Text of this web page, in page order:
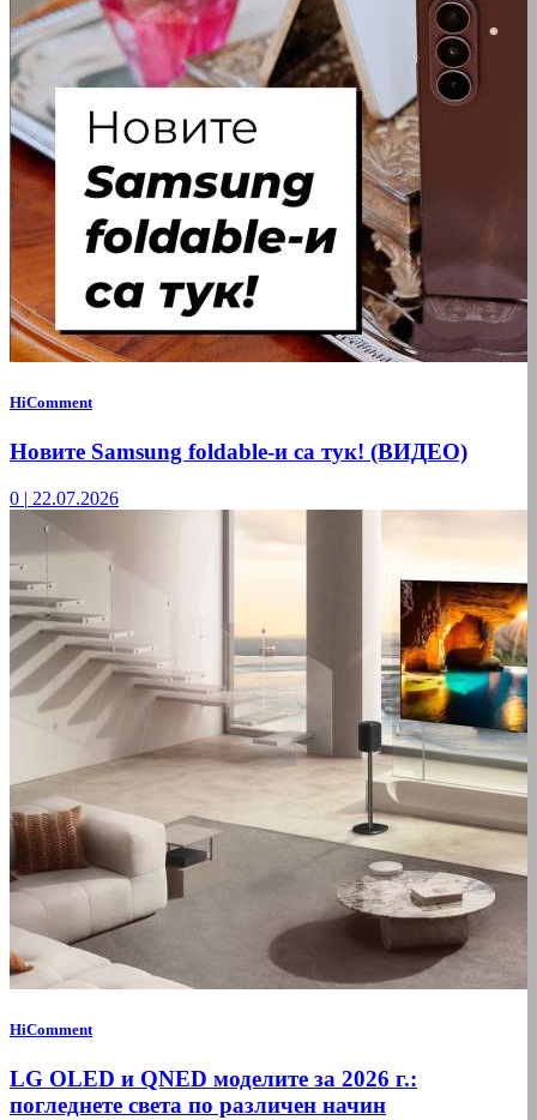
HiComment
Новите Samsung foldable-и са тук! (ВИДЕО)
0 | 22.07.2026
HiComment
LG OLED и QNED моделите за 2026 г.:
погледнете света по различен начин